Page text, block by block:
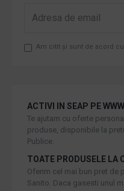
Am citit şi sunt de acord cu
ACTIVI IN SEAP PE
Te ajutam cu oferte
produse, disponibile la
Publice.
TOATE PRODUSELE LA
Oferim cel mai bun pret de
Sanito. Daca gasesti unul